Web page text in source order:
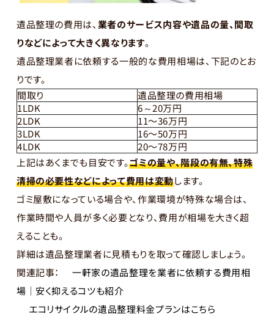
遺品整理の費用は、業者のサービス内容や遺品の量、間取
りなどによって大きく異なります。
遺品整理業者に依頼する一般的な費用相場は、下記のとお
りです。
間取り
遺品整理の費用相場
1LDK
6～20万円
2LDK
11〜36万円
3LDK
16〜50万円
4LDK
20〜78万円
上記はあくまでも目安です。ゴミの量や、階段の有無、特殊
清掃の必要性などによって費用は変動します。
ゴミ屋敷になっている場合や、作業環境が特殊な場合は、
作業時間や人員が多く必要となり、費用が相場を大きく超
えることも。
詳細は遺品整理業者に見積もりを取って確認しましょう。
関連記事：
一軒家の遺品整理を業者に依頼する費用相
場｜安く抑えるコツも紹介
エコリサイクルの遺品整理料金プランはこちら